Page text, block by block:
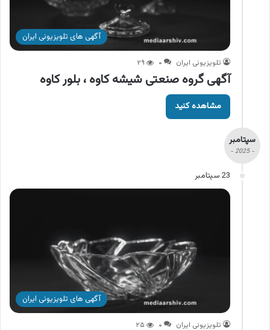
آگهی های تلویزیونی ایران
تلویزیونی ایران ۰ ۲۹
آگهی گروه صنعتی شیشه کاوه ، بلور کاوه
مشاهده کنید
سپتامبر
- 2025 -
23 سپتامبر
آگهی های تلویزیونی ایران
تلویزیونی ایران ۰ ۲۵